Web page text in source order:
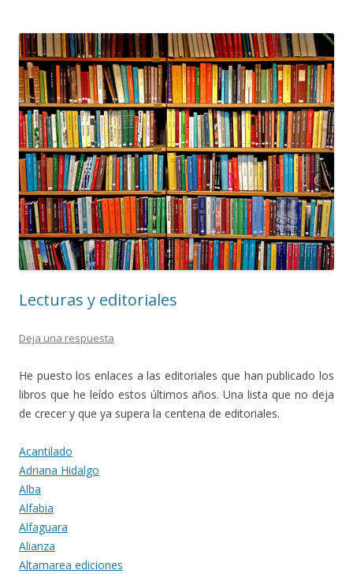
Lecturas y editoriales
Deja una respuesta
He puesto los enlaces a las editoriales que han publicado los
libros que he leído estos últimos años. Una lista que no deja
de crecer y que ya supera la centena de editoriales.
Acantilado
Adriana Hidalgo
Alba
Alfabia
Alfaguara
Alianza
Altamarea ediciones